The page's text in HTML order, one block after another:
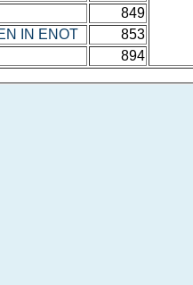
849
IN ENOT
853
894